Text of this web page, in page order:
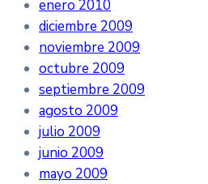
enero 2010
diciembre 2009
noviembre 2009
octubre 2009
septiembre 2009
agosto 2009
julio 2009
junio 2009
mayo 2009